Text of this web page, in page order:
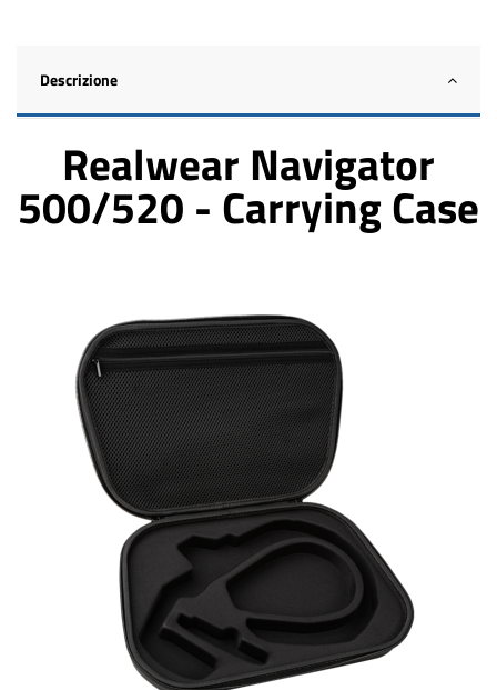
Descrizione
Realwear Navigator
500/520 - Carrying Case